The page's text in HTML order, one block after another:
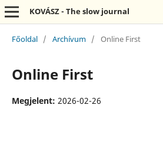
KOVÁSZ - The slow journal
Főoldal / Archívum / Online First
Online First
Megjelent: 2026-02-26